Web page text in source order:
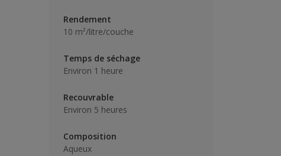
Rendement
10 m²/litre/couche
Temps de séchage
Environ 1 heure
Recouvrable
Environ 5 heures
Composition
Aqueux